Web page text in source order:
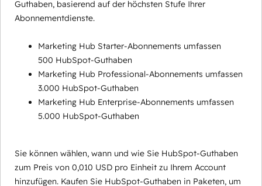
Guthaben, basierend auf der höchsten Stufe Ihrer
Abonnementdienste.
Marketing Hub Starter-Abonnements umfassen
500 HubSpot-Guthaben
Marketing Hub Professional-Abonnements umfassen
3.000 HubSpot-Guthaben
Marketing Hub Enterprise-Abonnements umfassen
5.000 HubSpot-Guthaben
Sie können wählen, wann und wie Sie HubSpot-Guthaben
zum Preis von 0,010 USD pro Einheit zu Ihrem Account
hinzufügen. Kaufen Sie HubSpot-Guthaben in Paketen, um